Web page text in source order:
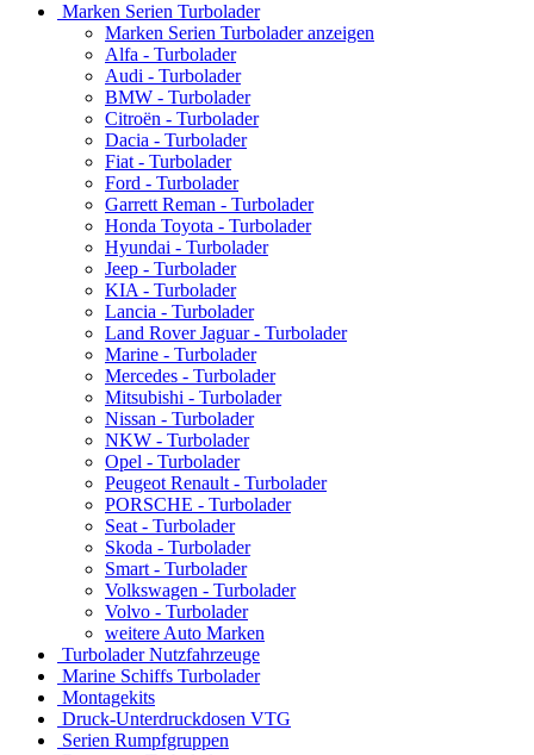
Marken Serien Turbolader
Marken Serien Turbolader anzeigen
Alfa - Turbolader
Audi - Turbolader
BMW - Turbolader
Citroën - Turbolader
Dacia - Turbolader
Fiat - Turbolader
Ford - Turbolader
Garrett Reman - Turbolader
Honda Toyota - Turbolader
Hyundai - Turbolader
Jeep - Turbolader
KIA - Turbolader
Lancia - Turbolader
Land Rover Jaguar - Turbolader
Marine - Turbolader
Mercedes - Turbolader
Mitsubishi - Turbolader
Nissan - Turbolader
NKW - Turbolader
Opel - Turbolader
Peugeot Renault - Turbolader
PORSCHE - Turbolader
Seat - Turbolader
Skoda - Turbolader
Smart - Turbolader
Volkswagen - Turbolader
Volvo - Turbolader
weitere Auto Marken
Turbolader Nutzfahrzeuge
Marine Schiffs Turbolader
Montagekits
Druck-Unterdruckdosen VTG
Serien Rumpfgruppen